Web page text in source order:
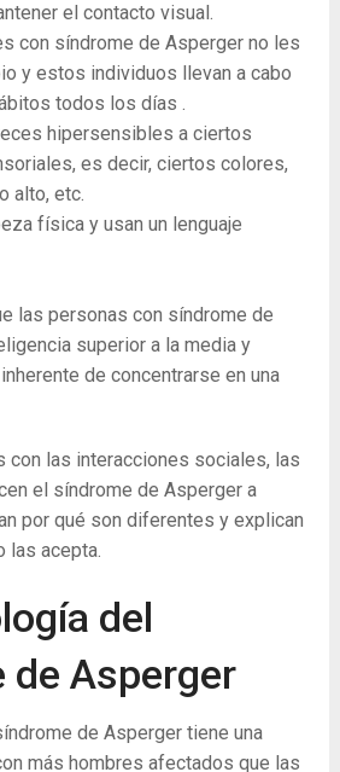
el contacto visual.
con síndrome de Asperger no les
y estos individuos llevan a cabo
todos los días .
hipersensibles a ciertos
es decir, ciertos colores,
alto, etc.
física y usan un lenguaje
las personas con síndrome de
superior a la media y
de concentrarse en una
con las interacciones sociales, las
el síndrome de Asperger a
por qué son diferentes y explican
las acepta.
del
de Asperger
de Asperger tiene una
más hombres afectados que las